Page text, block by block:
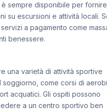
sempre disponibile per fornire
su escursioni e attività locali.
a pagamento come
benessere.
una varietà di attività sportive
soggiorno, come corsi di
acquatici. Gli ospiti possono
a un centro sportivo ben